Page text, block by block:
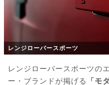
レンジローバースポーツ
レンジローバースポーツの
ー・ブランドが掲げる
「モ